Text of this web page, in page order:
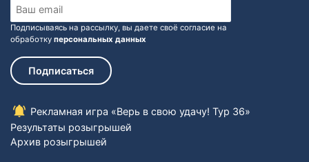
Подписываясь на рассылку, вы даете своё согласие на
обработку персональных данных
Подписаться
Рекламная игра «Верь в свою удачу! Тур 36»
Результаты розыгрышей
Архив розыгрышей